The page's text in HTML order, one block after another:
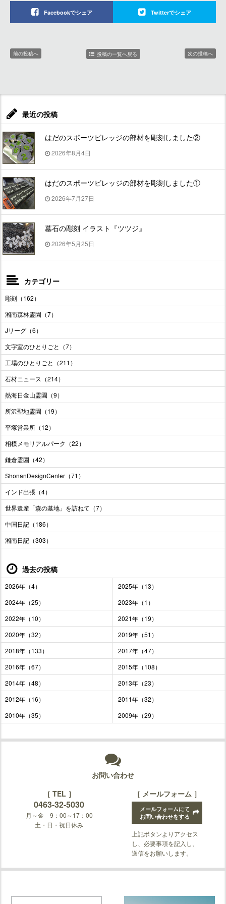
Facebookでシェア Twitterでシェア
前の投稿へ 投稿の一覧へ戻る 次の投稿へ
最近の投稿
はだのスポーツビレッジの部材を彫刻しました②
2026年8月4日
はだのスポーツビレッジの部材を彫刻しました①
2026年7月27日
墓石の彫刻 イラスト『ツツジ』
2026年5月25日
カテゴリー
彫刻（162）
湘南森林霊園（7）
Jリーグ（6）
文字室のひとりごと（7）
工場のひとりごと（211）
石材ニュース（214）
熱海日金山霊園（9）
所沢聖地霊園（19）
平塚営業所（12）
相模メモリアルパーク（22）
鎌倉霊園（42）
ShonanDesignCenter（71）
インド出張（4）
世界遺産「森の墓地」を訪ねて（7）
中国日記（186）
湘南日記（303）
過去の投稿
2026年（4）
2025年（13）
2024年（25）
2023年（1）
2022年（10）
2021年（19）
2020年（32）
2019年（51）
2018年（133）
2017年（47）
2016年（67）
2015年（108）
2014年（48）
2013年（23）
2012年（16）
2011年（32）
2010年（35）
2009年（29）
お問い合わせ
［ TEL ］
0463-32-5030
月～金 9：00～17：00
土・日・祝日休み
［ メールフォーム ］
メールフォームにて
お問い合わせをする
上記ボタンよりアクセス
し、必要事項を記入し、
送信をお願いします。